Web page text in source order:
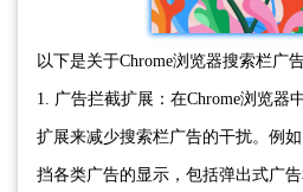
以下是关于Chrome浏览器搜索栏广
1. 广告拦截扩展：在Chrome浏览器
扩展来减少搜索栏广告的干扰。例
挡各类广告的显示，包括弹出式广